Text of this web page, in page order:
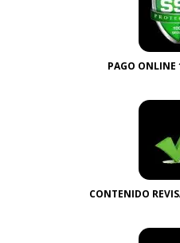
PAGO ONLINE
CONTENIDO